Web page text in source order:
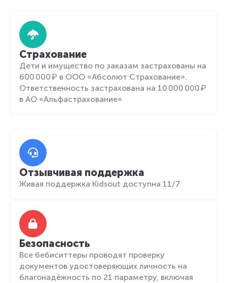
Страхование
Дети и имущество по заказам застрахованы на
600 000 ₽ в ООО «Абсолют Страхование».
Ответственность застрахована на 10 000 000 ₽
в АО «Альфастрахование»
Отзывчивая поддержка
Живая поддержка Kidsout доступна 11/7
Безопасность
Все бебиситтеры проводят проверку
документов удостоверяющих личность на
благонадёжность по 21 параметру, включая